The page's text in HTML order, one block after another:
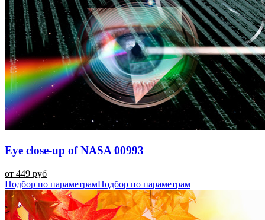
Eye close-up of NASA 00993
от 449 руб
Подбор по параметрамПодбор по параметрам